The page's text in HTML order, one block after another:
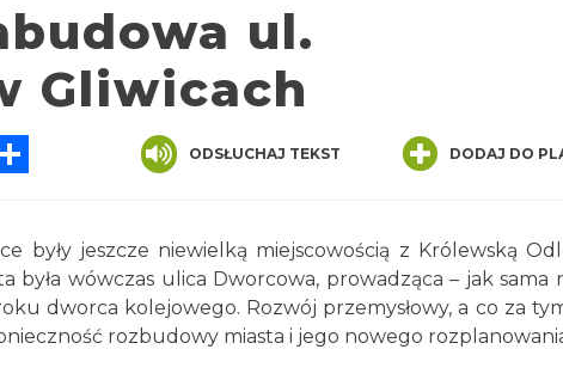
ul.
Gliwicach
ODSŁUCHAJ TEKST DODAJ DO
były jeszcze niewielką miejscowością z Królewską
była wówczas ulica Dworcowa, prowadząca – jak sama
dworca kolejowego. Rozwój przemysłowy, a co za
rozbudowy miasta i jego nowego